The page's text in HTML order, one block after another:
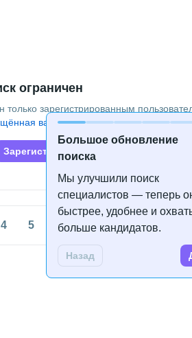
Большое обновление
поиска
Мы улучшили поиск
специалистов — теперь
быстрее, удобнее и
больше кандидатов.
Назад
ограничен
только зарегистрированным
вакансияили приобретёндоступ
Зарегистрироваться
4 5 6 7 8 ...